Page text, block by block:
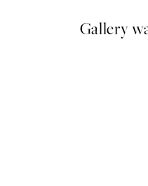
Gallery